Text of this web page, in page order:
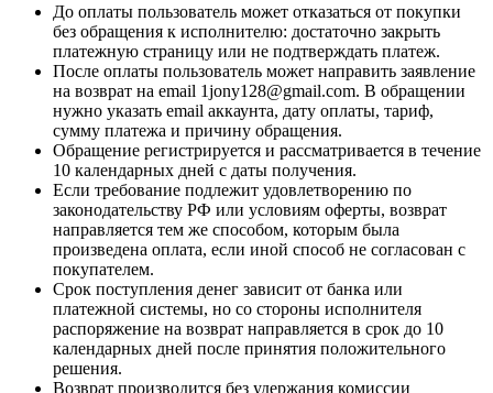
До оплаты пользователь может отказаться от покупки
без обращения к исполнителю: достаточно закрыть
платежную страницу или не подтверждать платеж.
После оплаты пользователь может направить заявление
на возврат на email 1jony128@gmail.com. В обращении
нужно указать email аккаунта, дату оплаты, тариф,
сумму платежа и причину обращения.
Обращение регистрируется и рассматривается в течение
10 календарных дней с даты получения.
Если требование подлежит удовлетворению по
законодательству РФ или условиям оферты, возврат
направляется тем же способом, которым была
произведена оплата, если иной способ не согласован с
покупателем.
Срок поступления денег зависит от банка или
платежной системы, но со стороны исполнителя
распоряжение на возврат направляется в срок до 10
календарных дней после принятия положительного
решения.
Возврат производится без удержания комиссии